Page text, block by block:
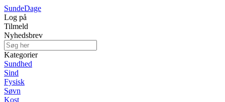
SundeDage
Log på
Tilmeld
Nyhedsbrev
Kategorier
Sundhed
Sind
Fysisk
Søvn
Kost